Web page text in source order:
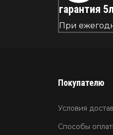
гарантия
При
Покупателю
Условия
Способы